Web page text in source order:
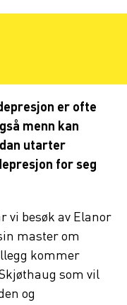
er ofte
menn kan
utarter
for seg
vi besøk av Elanor
master om
kommer
som vil
og